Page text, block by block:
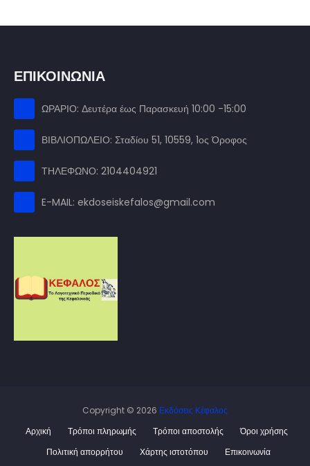
ΕΠΙΚΟΙΝΩΝΙΑ
ΩΡΑΡΙΟ: Δευτέρα έως Παρασκευή 10:00 -15:00
ΒΙΒΛΙΟΠΩΛΕΙΟ: Σταδίου 51, 10559, 1ος Όροφος
ΤΗΛΕΦΩΝΟ: 2104404921
E-MAIL: ekdoseiskefalos@gmail.com
Copyright © 2026 Εκδόσεις Κέφαλος
Αρχική
Τρόποι πληρωμής Τρόποι αποστολής
Όροι χρήσης
Πολιτική απορρήτου
Χάρτης ιστοτόπου Επικοινωνία